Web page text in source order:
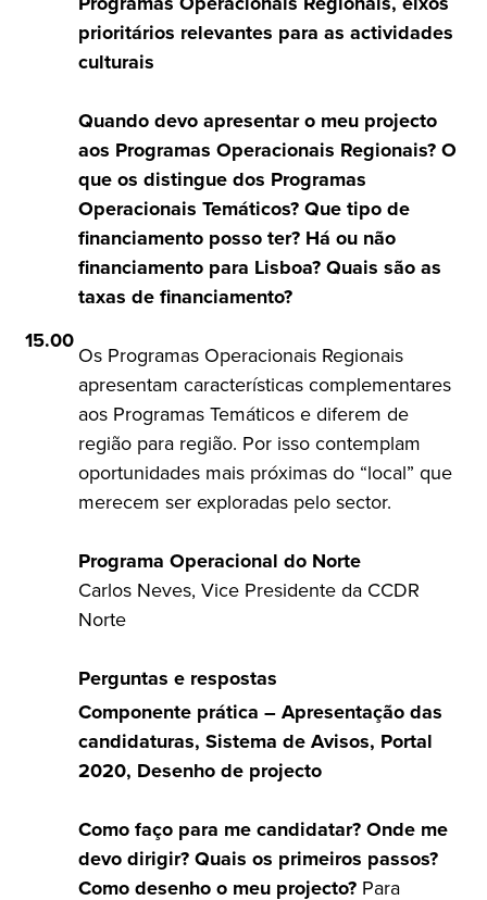
15.00
prioritários relevantes para as actividades
culturais
Quando devo apresentar o meu projecto
aos Programas Operacionais Regionais? O
que os distingue dos Programas
Operacionais Temáticos? Que tipo de
financiamento posso ter? Há ou não
financiamento para Lisboa? Quais são as
taxas de financiamento?
Os Programas Operacionais Regionais
apresentam características complementares
aos Programas Temáticos e diferem de
região para região. Por isso contemplam
oportunidades mais próximas do “local” que
merecem ser exploradas pelo sector.
Programa Operacional do Norte
Carlos Neves, Vice Presidente da CCDR
Norte
Perguntas e respostas
Componente prática – Apresentação das
candidaturas, Sistema de Avisos, Portal
2020, Desenho de projecto
Como faço para me candidatar? Onde me
devo dirigir? Quais os primeiros passos?
Como desenho o meu projecto? Para